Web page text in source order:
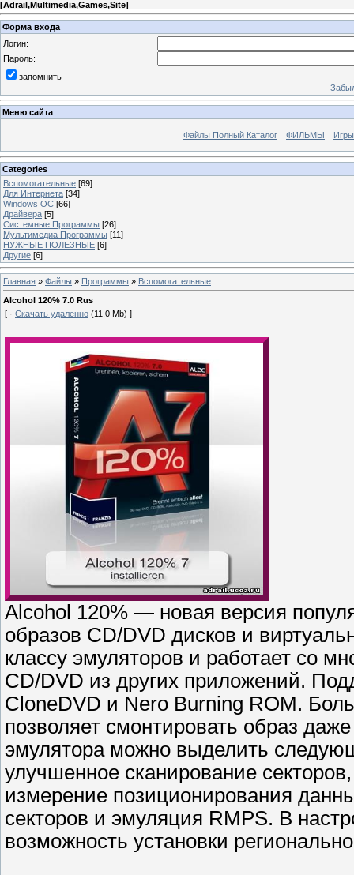
[Adrail,Multimedia,Games,Site]
Форма входа
Логин:
Пароль:
запомнить
Меню сайта
Файлы Полный Каталог ФИЛЬМЫ
Categories
Вспомогательные [69]
Для Интернета [34]
Windows ОС [66]
Драйвера [5]
Системные Программы [26]
Мультимедиа Программы [11]
НУЖНЫЕ ПОЛЕЗНЫЕ [6]
Другие [6]
Главная » Файлы » Программы » Вспомогательные
Alcohol 120% 7.0 Rus
[ · Скачать удаленно (11.0 Mb) ]
Alcohol 120% — новая версия
образов CD/DVD дисков и
классу эмуляторов и работает со
CD/DVD из других приложений.
CloneDVD и Nero Burning ROM.
позволяет смонтировать образ
эмулятора можно выделить
улучшенное сканирование
измерение позиционирования
секторов и эмуляция RMPS. В
возможность установки